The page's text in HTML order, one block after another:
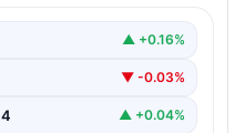
▲ +0.16%
▼ -0.03%
▲ +0.04%